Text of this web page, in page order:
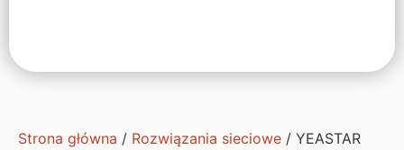
Strona główna / Rozwiązania sieciowe / YEASTAR